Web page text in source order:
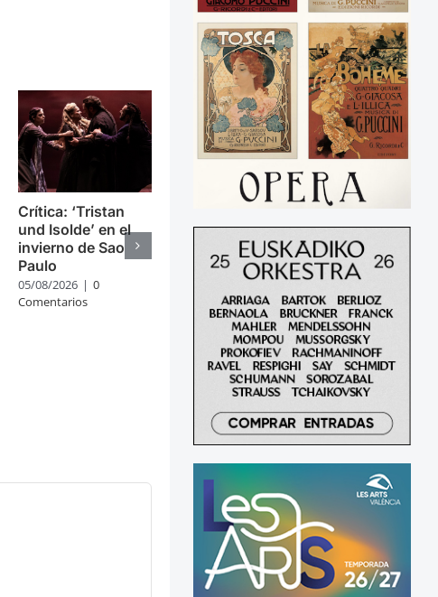
Crítica: ‘Tristan
und Isolde’ en el
invierno de Sao
Paulo
05/08/2026 | 0
Comentarios